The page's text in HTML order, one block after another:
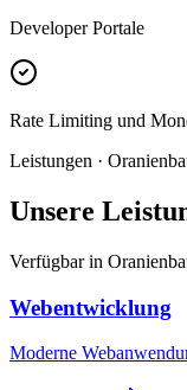
Developer Portale
Rate Limiting und
Leistungen ·
Unsere
Verfügbar in
Webentwicklung
Moderne